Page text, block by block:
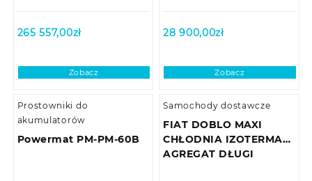
265 557,00zł
Zobacz
28 900,00zł
Zobacz
Prostowniki do
akumulatorów
Powermat PM-PM-60B
Samochody dostawcze
FIAT DOBLO MAXI
CHŁODNIA IZOTERMA
AGREGAT DŁUGI